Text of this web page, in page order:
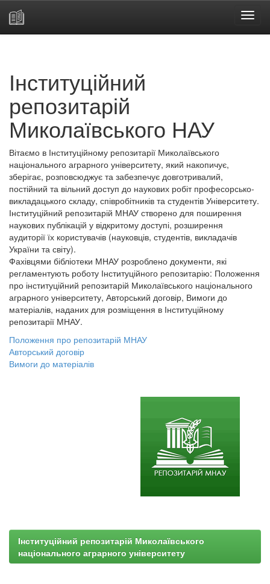
Інституційний
репозитарій
Миколаївського НАУ
Вітаємо в Інституційному репозитарії Миколаївського
національного аграрного університету, який накопичує,
зберігає, розповсюджує та забезпечує довготривалий,
постійний та вільний доступ до наукових робіт професорсько-
викладацького складу, співробітників та студентів Університету.
Інституційний репозитарій МНАУ створено для поширення
наукових публікацій у відкритому доступі, розширення
аудиторії їх користувачів (науковців, студентів, викладачів
України та світу).
Фахівцями бібліотеки МНАУ розроблено документи, які
регламентують роботу Інституційного репозитарію: Положення
про інституційний репозитарій Миколаївського національного
аграрного університету, Авторський договір, Вимоги до
матеріалів, наданих для розміщення в Інституційному
репозитарії МНАУ.
Положення про репозитарій МНАУ
Авторський договір
Вимоги до матеріалів
Інституційний репозитарій Миколаївського
національного аграрного університету